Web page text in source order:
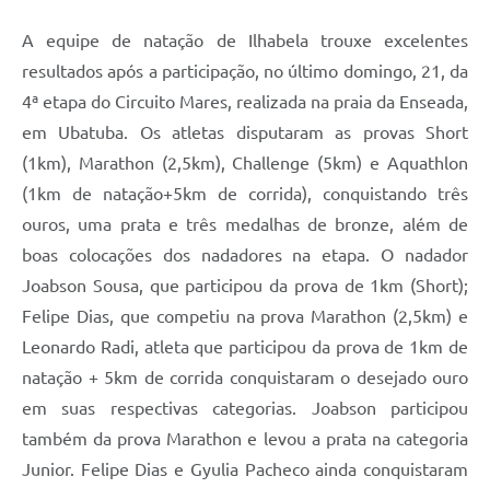
A equipe de natação de Ilhabela trouxe excelentes
resultados após a participação, no último domingo, 21, da
4ª etapa do Circuito Mares, realizada na praia da Enseada,
em Ubatuba. Os atletas disputaram as provas Short
(1km), Marathon (2,5km), Challenge (5km) e Aquathlon
(1km de natação+5km de corrida), conquistando três
ouros, uma prata e três medalhas de bronze, além de
boas colocações dos nadadores na etapa. O nadador
Joabson Sousa, que participou da prova de 1km (Short);
Felipe Dias, que competiu na prova Marathon (2,5km) e
Leonardo Radi, atleta que participou da prova de 1km de
natação + 5km de corrida conquistaram o desejado ouro
em suas respectivas categorias. Joabson participou
também da prova Marathon e levou a prata na categoria
Junior. Felipe Dias e Gyulia Pacheco ainda conquistaram